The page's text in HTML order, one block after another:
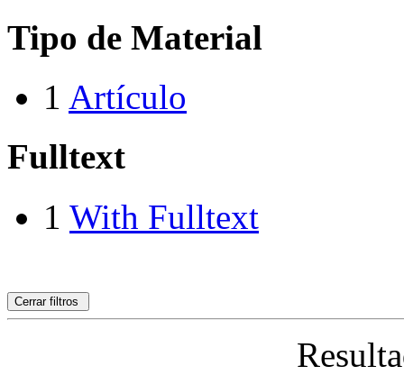
Tipo de Material
1 Artículo
Fulltext
1 With Fulltext
Cerrar filtros